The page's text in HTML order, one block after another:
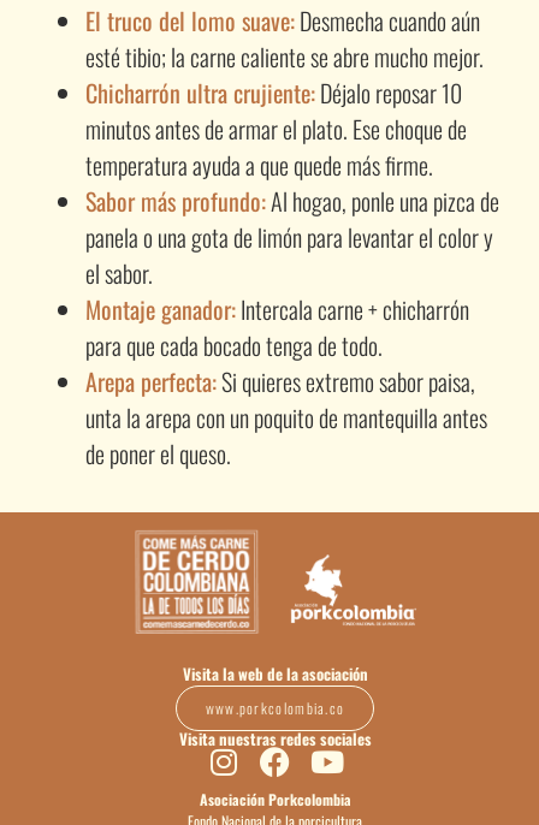
El truco del lomo suave:Desmecha cuando aún
esté tibio; la carne caliente se abre mucho mejor.
Chicharrón ultra crujiente:Déjalo reposar 10
minutos antes de armar el plato. Ese choque de
temperatura ayuda a que quede más firme.
Sabor más profundo:Al hogao, ponle una pizca de
panela o una gota de limón para levantar el color y
el sabor.
Montaje ganador:Intercala carne + chicharrón
para que cada bocado tenga de todo.
Arepa perfecta:Si quieres extremo sabor paisa,
unta la arepa con un poquito de mantequilla antes
de poner el queso.
Visita la web de la asociación
www.porkcolombia.co
Visita nuestras redes sociales
Asociación Porkcolombia
Fondo Nacional de la porcicultura